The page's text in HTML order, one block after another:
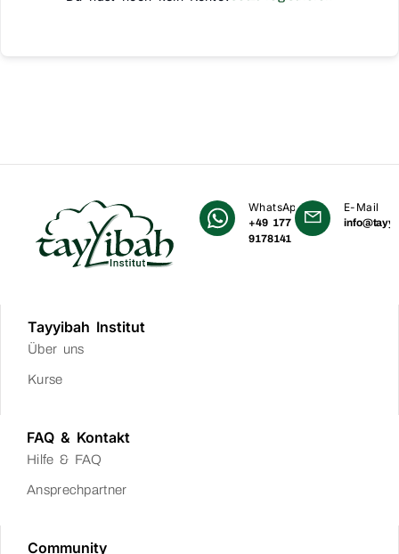
WhatsApp
+49 177
9178141
E-Mail
Tayyibah Institut
Über uns
Kurse
FAQ & Kontakt
Hilfe & FAQ
Ansprechpartner
Community